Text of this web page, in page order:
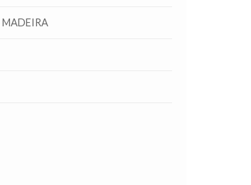
MADEIRA